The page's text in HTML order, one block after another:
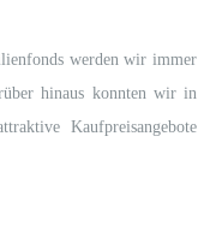
werden wir immer
hinaus konnten wir in
Kaufpreisangebote